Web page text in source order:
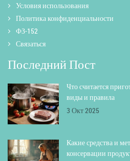
Условия использования
Политика конфиденциальности
ФЗ-152
Связаться
Последний Пост
Что считается
виды и правила
3 Окт 2025
Какие средства и
консервации